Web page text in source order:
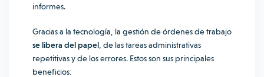
informes.
Gracias a la tecnología, la gestión de órdenes de trabajo
se libera del papel , de las tareas administrativas
repetitivas y de los errores. Estos son sus principales
beneficios: